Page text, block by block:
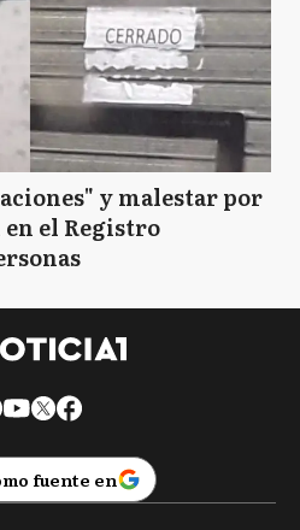
y malestar por
el Registro
fuente en